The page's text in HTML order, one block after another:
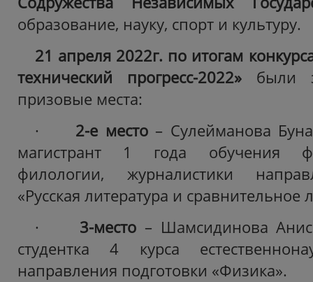
образование, науку, спорт и культуру.
21 апреля 2022г. по итогам
технический прогресс-2022» были
призовые места:
· 2-е место – Сулейманова
магистрант 1 года обучения
филологии, журналистики
«Русская литература и сравнительное
· 3-место – Шамсидинова
студентка 4 курса
направления подготовки «Физика».